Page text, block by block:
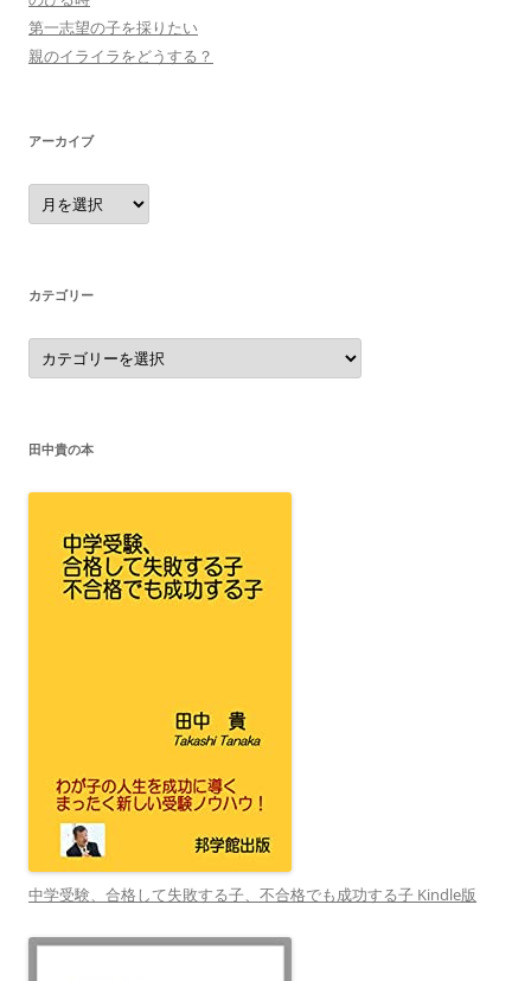
第一志望の子を採りたい
親のイライラをどうする？
アーカイブ
ア
ー
カ
カテゴリー
カ
テ
ゴ
田中貴の本
中学受験、合格して失敗する子、不合格でも成功する子 Kindle版